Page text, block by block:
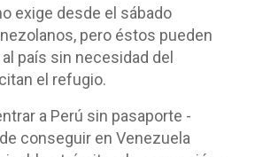
exige desde el sábado
pero éstos pueden
país sin necesidad del
el refugio.
a Perú sin pasaporte -
conseguir en Venezuela